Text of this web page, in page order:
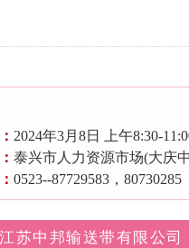
2024年3月8日 上午8:30-
泰兴市人力资源市场(大庆
0523--87729583，80730285
苏中邦输送带有限公司